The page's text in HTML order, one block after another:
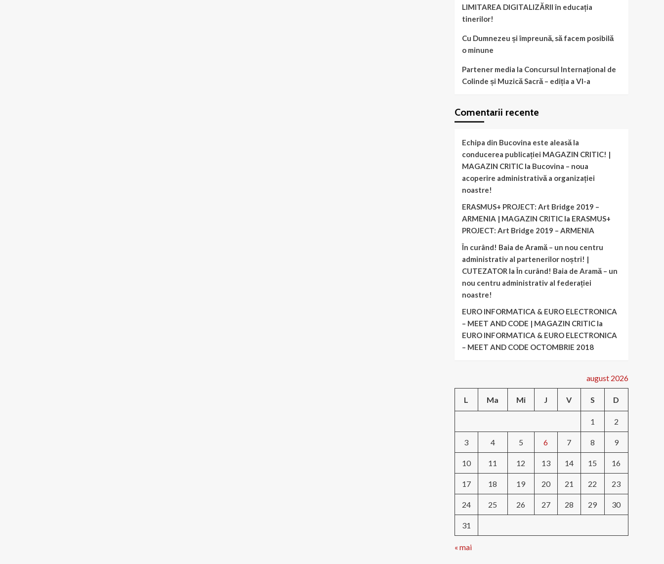
LIMITAREA DIGITALIZĂRII în educația
tinerilor!
Cu Dumnezeu și împreună, să facem posibilă
o minune
Partener media la Concursul Internațional de
Colinde și Muzică Sacră – ediția a VI-a
Comentarii recente
Echipa din Bucovina este aleasă la
conducerea publicației MAGAZIN CRITIC! |
MAGAZIN CRITICla Bucovina – noua
acoperire administrativă a organizației
noastre!
ERASMUS+ PROJECT: Art Bridge 2019 –
ARMENIA | MAGAZIN CRITICla ERASMUS+
PROJECT: Art Bridge 2019 – ARMENIA
În curând! Baia de Aramă – un nou centru
administrativ al partenerilor noștri! |
CUTEZATOR laÎn curând! Baia de Aramă – un
nou centru administrativ al federației
noastre!
EURO INFORMATICA & EURO ELECTRONICA
– MEET AND CODE | MAGAZIN CRITICla
EURO INFORMATICA & EURO ELECTRONICA
– MEET AND CODE OCTOMBRIE 2018
august 2026
L Ma Mi J V S D
1 2
3 4 5 6 7 8 9
10 11 12 13 14 15 16
17 18 19 20 21 22 23
24 25 26 27 28 29 30
31
« mai